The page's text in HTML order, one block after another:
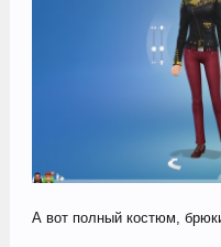
А вот полный костюм,